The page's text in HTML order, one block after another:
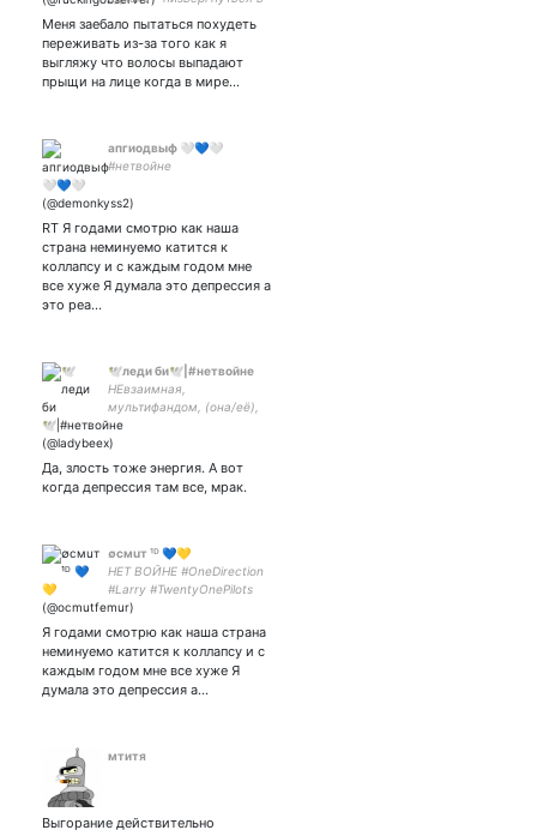
Меня заебало пытаться похудеть
переживать из-за того как я
выгляжу что волосы выпадают
прыщи на лице когда в мире…
апгиодвыф 🤍💙🤍
#нетвойне
RT Я годами смотрю как наша
страна неминуемо катится к
коллапсу и с каждым годом мне
все хуже Я думала это депрессия а
это реа…
🕊️леди би🕊️|#нетвойне
НЕвзаимная,
мультифандом, (она/её),
МАТЫ, пишу о своей жизни
и фандомах
#клуَбромантиٍки,
#miraculous и многое
другое.
Да, злость тоже энергия. А вот
когда депрессия там все, мрак.
∅смuт ¹ᴰ 💙💛
НЕТ ВОЙНЕ #OneDirection
#Larry #TwentyOnePilots
#DanAndPhil #Marvel #DC
#клубромантики #yurionice
#мгчд
Я годами смотрю как наша страна
неминуемо катится к коллапсу и с
каждым годом мне все хуже Я
думала это депрессия а…
мтитя
Выгорание действительно